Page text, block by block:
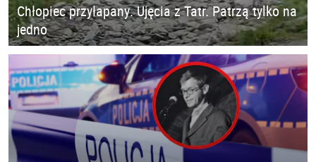
Chłopiec przyłapany. Ujęcia z Tatr. Patrzą tylko na
jedno